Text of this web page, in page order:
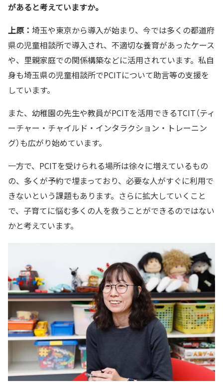
があると考えていますか。
上原： 埼玉や東京から導入が始まり、今では多くの都道府
県の児童相談所で導入され、不適切な養育があったケース
や、里親家庭での関係構築などに活用されています。私自
身も埼玉県の児童相談所でPCITについて助言等の支援を
しています。
また、幼稚園の先生や教員がPCITを活用できるTCIT（ティ
ーチャー・チャイルド・インタラクション・トレーニン
グ）も広がり始めています。
一方で、PCITを受けられる場所は徐々に増えているもの
の、多くが予約で埋まっており、必要な人がすぐに利用で
きないという課題もあります。さらに拡大していくこと
で、子育てに悩む多くの人を救うことができるのではない
かと考えています。